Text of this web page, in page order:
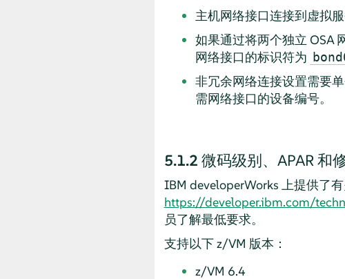
主机网络接口连接到虚拟
如果通过将两个独立 OSA
网络接口的标识符为
非冗余网络连接设置需要
需网络接口的设备编号。
5.1.2 微码级别、APAR 和
IBM developerWorks 上提供了
https://developer.ibm.com/
员了解最低要求。
支持以下 z/VM 版本：
z/VM 6.4